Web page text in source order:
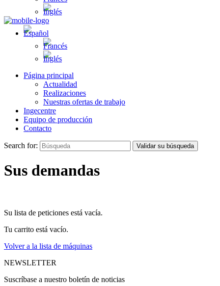
Página principal
Actualidad
Realizaciones
Nuestras ofertas de trabajo
Ingecentre
Equipo de producción
Contacto
Search for: Validar su búsqueda
Sus demandas
Su lista de peticiones está vacía.
Tu carrito está vacío.
Volver a la lista de máquinas
NEWSLETTER
Suscríbase a nuestro boletín de noticias